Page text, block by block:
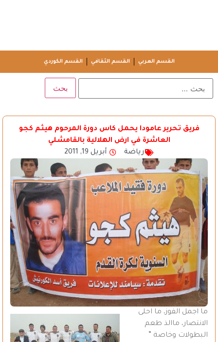
القسم العربي القسم الثقافي القسم الكوردي
فريق تحرير عامودا يحمل كاس دورة المرحوم هيثم كجو
العاشرة في ارض الهلالية بالقامشلي
رياضة
أبريل 19, 2011
ما اجمل الفوز، ما احلى
الانتصار، ماالذ طعم
البطولات وخاصة ”